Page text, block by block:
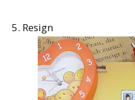
5. Resign